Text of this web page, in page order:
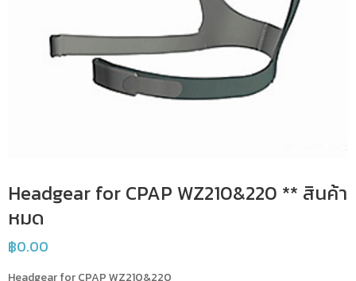
Headgear for CPAP WZ210&220 ** สินค้า
หมด
฿0.00
Headgear for CPAP WZ210&220